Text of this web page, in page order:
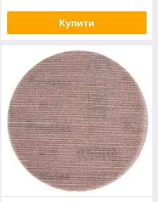
Купити